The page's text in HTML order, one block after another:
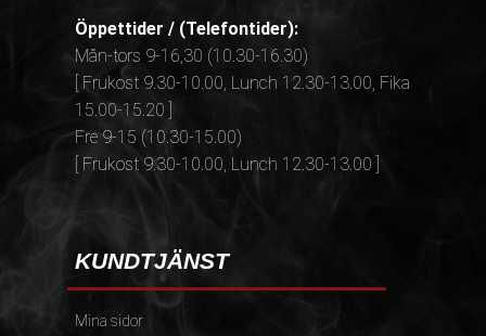
Öppettider / (Telefontider):
Mån-tors 9-16,30 (10.30-16.30)
[ Frukost 9.30-10.00, Lunch 12.30-13.00, Fika
15.00-15.20 ]
Fre 9-15 (10.30-15.00)
[ Frukost 9.30-10.00, Lunch 12.30-13.00 ]
KUNDTJÄNST
Mina sidor